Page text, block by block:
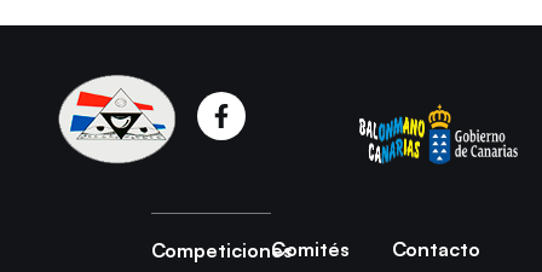
CompeticionesComités
Contacto